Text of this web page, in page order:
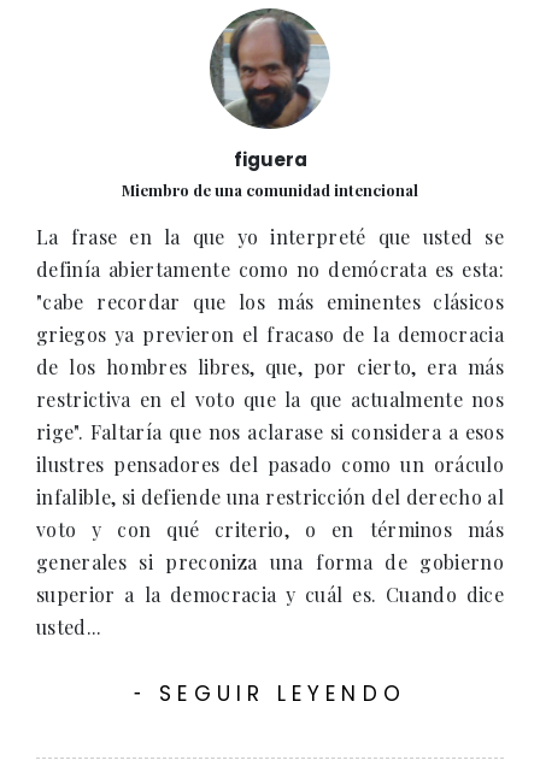
figuera
Miembro de una comunidad intencional
La frase en la que yo interpreté que usted se
definía abiertamente como no demócrata es esta:
"cabe recordar que los más eminentes clásicos
griegos ya previeron el fracaso de la democracia
de los hombres libres, que, por cierto, era más
restrictiva en el voto que la que actualmente nos
rige". Faltaría que nos aclarase si considera a esos
ilustres pensadores del pasado como un oráculo
infalible, si defiende una restricción del derecho al
voto y con qué criterio, o en términos más
generales si preconiza una forma de gobierno
superior a la democracia y cuál es. Cuando dice
usted...
- SEGUIR LEYENDO